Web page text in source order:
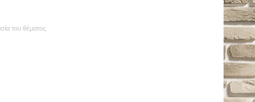
του θέματος